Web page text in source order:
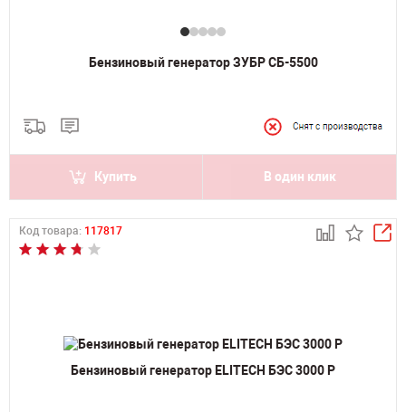
Бензиновый генератор ЗУБР СБ-5500
Купить В один клик
Код товара: 117817
Бензиновый генератор ELITECH БЭС 3000 Р